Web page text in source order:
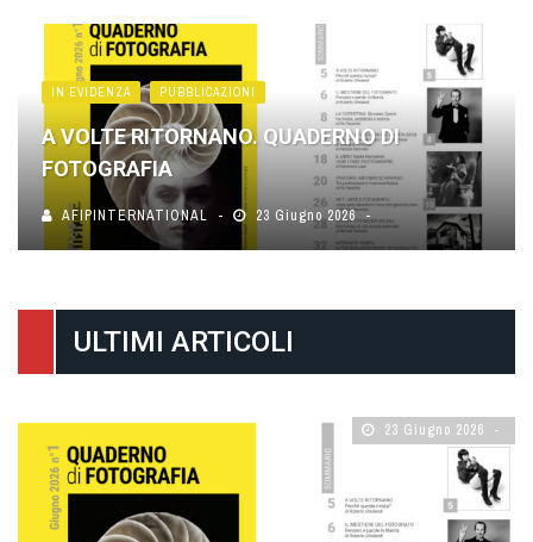
IN EVIDENZA PUBBLICAZIONI
A VOLTE RITORNANO. QUADERNO DI
FOTOGRAFIA
AFIPINTERNATIONAL 23 Giugno 2026
ULTIMI ARTICOLI
23 Giugno 2026